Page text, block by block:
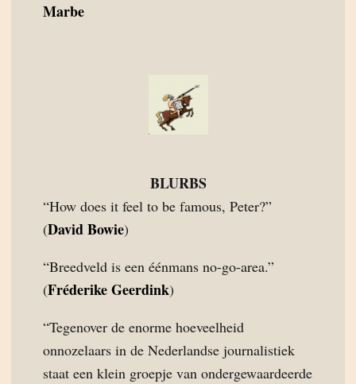
Marbe
BLURBS
“How does it feel to be famous, Peter?”
(David Bowie)
“Breedveld is een éénmans no-go-area.”
(Fréderike Geerdink)
“Tegenover de enorme hoeveelheid
onnozelaars in de Nederlandse journalistiek
staat een klein groepje van ondergewaardeerde